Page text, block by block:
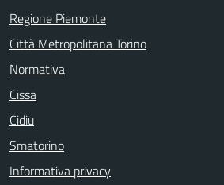
Regione Piemonte
Città Metropolitana Torino
Normativa
Cissa
Cidiu
Smatorino
Informativa privacy